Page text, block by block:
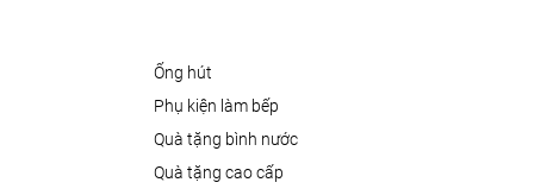
ống hút
phụ kiện làm bếp
quà tặng bình nước
quà tặng cao cấp